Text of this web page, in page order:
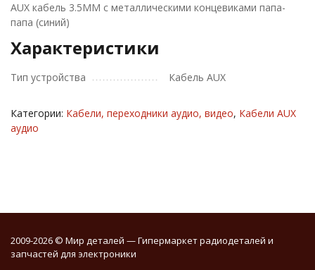
AUX кабель 3.5MM с металлическими концевиками папа-
папа (синий)
Характеристики
Тип устройства Кабель AUX
Категории: Кабели, переходники аудио, видео, Кабели AUX
аудио
2009-2026 © Мир деталей — Гипермаркет радиодеталей и
запчастей для электроники